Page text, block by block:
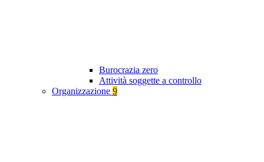
Burocrazia zero
Attività soggette a controllo
Organizzazione 9